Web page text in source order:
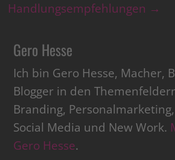
Handlungsempfehlungen →
Gero Hesse
Ich bin Gero Hesse, Macher,
Blogger in den
Branding,
Social Media und New Work.
Gero Hesse.